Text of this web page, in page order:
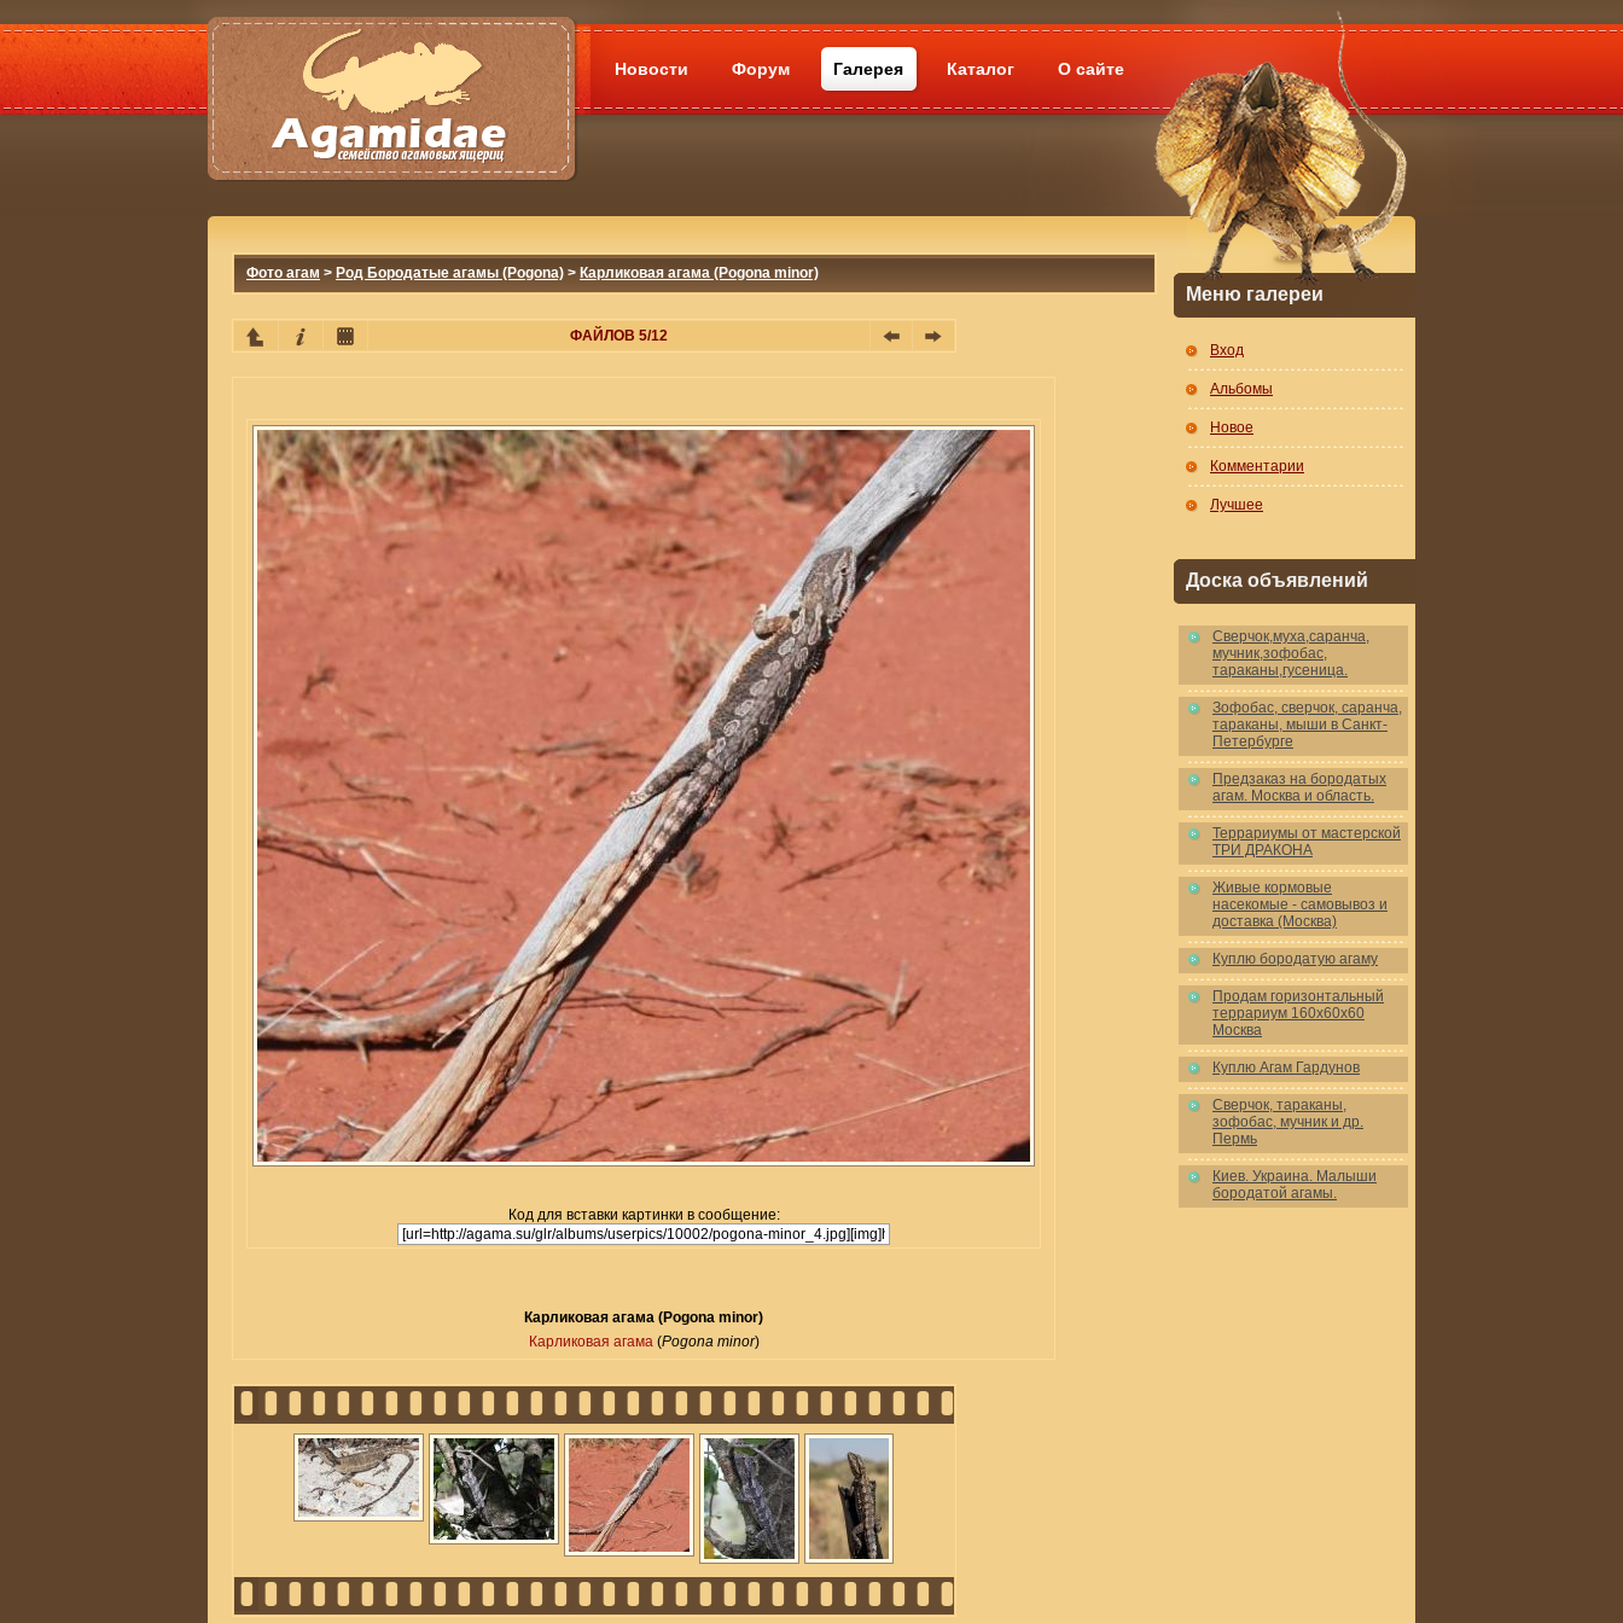
Новости Форум Галерея Каталог О сайте
Фото агам > Род Бородатые агамы (Pogona) > Карликовая агама (Pogona minor)
ФАЙЛОВ 5/12
Код для вставки картинки в сообщение:
Карликовая агама (Pogona minor)
Карликовая агама(Pogona minor)
Меню галереи
Вход
Альбомы
Новое
Комментарии
Лучшее
Доска объявлений
Cверчок,муха,саранча,
мучник,зофобас,
тараканы,гусеница.
Зофобас, сверчок, саранча,
тараканы, мыши в Санкт-
Петербурге
Предзаказ на бородатых
агам. Москва и область.
Террариумы от мастерской
ТРИ ДРАКОНА
Живые кормовые
насекомые - самовывоз и
доставка (Москва)
Куплю бородатую агаму
Продам горизонтальный
террариум 160x60x60
Москва
Куплю Агам Гардунов
Сверчок, тараканы,
зофобас, мучник и др.
Пермь
Киев. Украина. Малыши
бородатой агамы.